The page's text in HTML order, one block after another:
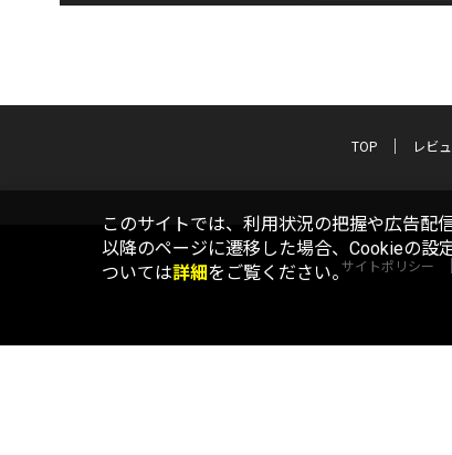
TOP レビ
サイトポリシー
このサイトでは、利用状況の把握や広告配
以降のページに遷移した場合、Cookieの設
ついては詳細をご覧ください。